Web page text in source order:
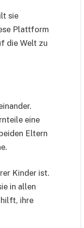
sie
Plattform
die Welt zu
eine
Eltern
Kinder ist.
in allen
ihre